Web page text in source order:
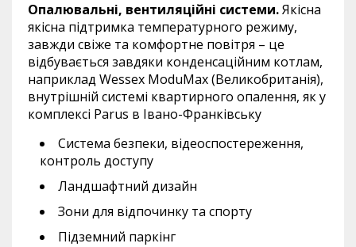
Опалювальні, вентиляційні системи.Якісна
якісна підтримка температурного режиму,
завжди свіже та комфортне повітря – це
відбувається завдяки конденсаційним котлам,
наприклад Wessex ModuMax (Великобританія),
внутрішній системі квартирного опалення, як у
комплексі Parus в Івано-Франківську
Система безпеки, відеоспостереження,
контроль доступу
Ландшафтний дизайн
Зони для відпочинку та спорту
Підземний паркінг